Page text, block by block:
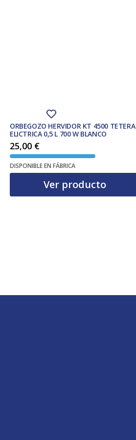
ORBEGOZO HERVIDOR KT 4500 TETERA
ELICTRICA 0,5 L 700 W BLANCO
25,00 €
DISPONIBLE EN FÁBRICA
Ver producto